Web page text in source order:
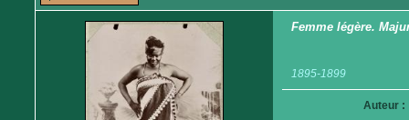
Femme légère.
1895-1899
Auteur :